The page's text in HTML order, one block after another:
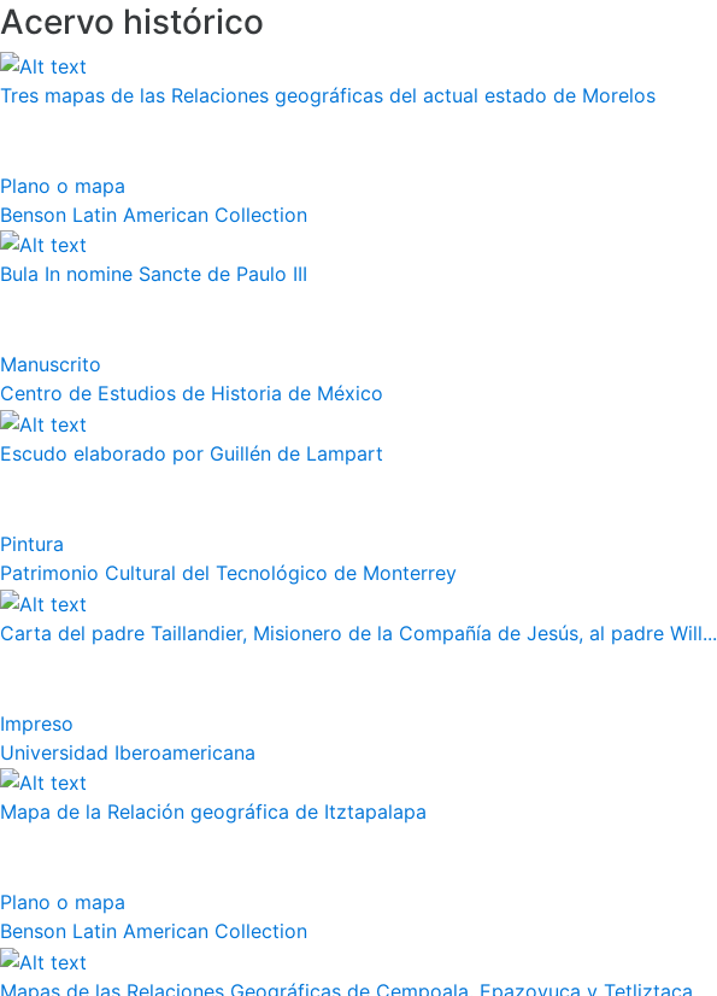
Acervo histórico
Tres mapas de las Relaciones geográficas del actual estado de Morelos
Plano o mapa
Benson Latin American Collection
Bula In nomine Sancte de Paulo III
Manuscrito
Centro de Estudios de Historia de México
Escudo elaborado por Guillén de Lampart
Pintura
Patrimonio Cultural del Tecnológico de Monterrey
Carta del padre Taillandier, Misionero de la Compañía de Jesús, al padre Will...
Impreso
Universidad Iberoamericana
Mapa de la Relación geográfica de Itztapalapa
Plano o mapa
Benson Latin American Collection
Mapas de las Relaciones Geográficas de Cempoala, Epazoyuca y Tetliztaca